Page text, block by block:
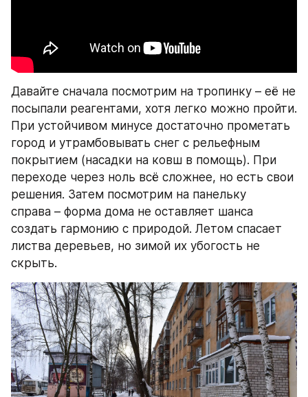
Давайте сначала посмотрим на тропинку – её не
посыпали реагентами, хотя легко можно пройти.
При устойчивом минусе достаточно прометать
город и утрамбовывать снег с рельефным
покрытием (насадки на ковш в помощь). При
переходе через ноль всё сложнее, но есть свои
решения. Затем посмотрим на панельку
справа – форма дома не оставляет шанса
создать гармонию с природой. Летом спасает
листва деревьев, но зимой их убогость не
скрыть.